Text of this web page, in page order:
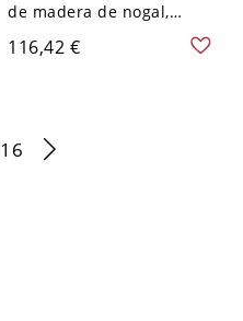
de madera de nogal,
luminaria LED ultrafina
con difusión suave - 110 A
116,42 €